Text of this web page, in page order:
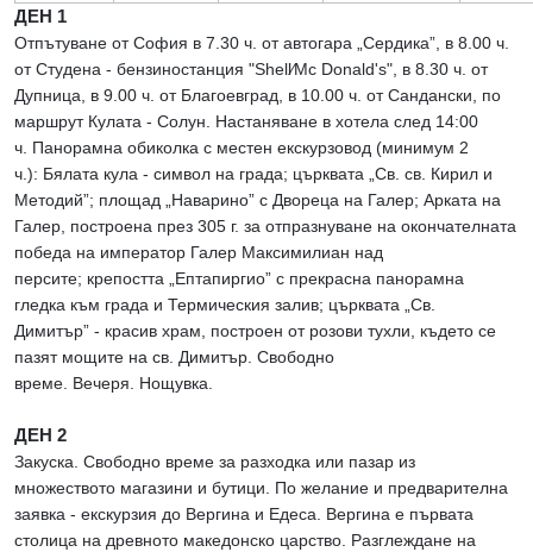
ДЕН 1
Отпътуване от София в 7.30 ч. от автогара „Сердика”, в 8.00 ч.
от Студена - бензиностанция "Shell∕Mc Donald's", в 8.30 ч. от
Дупница, в 9.00 ч. от Благоевград, в 10.00 ч. от Сандански, по
маршрут Кулата - Солун. Настаняване в хотела след 14:00
ч. Панорамна обиколка с местен екскурзовод (минимум 2
ч.): Бялата кула - символ на града; църквата „Св. св. Кирил и
Методий”; площад „Наварино” с Двореца на Галер; Арката на
Галер, построена през 305 г. за отпразнуване на окончателната
победа на император Галер Максимилиан над
персите; крепостта „Ептапиргио” с прекрасна панорамна
гледка към града и Термическия залив; църквата „Св.
Димитър” - красив храм, построен от розови тухли, където се
пазят мощите на св. Димитър. Свободно
време. Вечеря. Нощувка.
ДЕН 2
Закуска. Свободно време за разходка или пазар из
множеството магазини и бутици. По желание и предварителна
заявка - екскурзия до Вергина и Едеса. Вергина е първата
столица на древното македонско царство. Разглеждане на